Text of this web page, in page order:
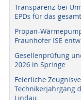
Transparenz bei
EPDs für das
Propan-
Fraunhofer ISE
Gesellenprüfung
2026 in Springe
Feierliche
Technikerjahrgang
Lindau